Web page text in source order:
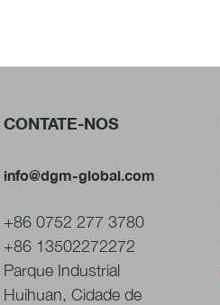
CONTATE-NOS
info@dgm-global.com
+86 0752 277 3780
+86 13502272272
Parque Industrial
Huihuan, Cidade de